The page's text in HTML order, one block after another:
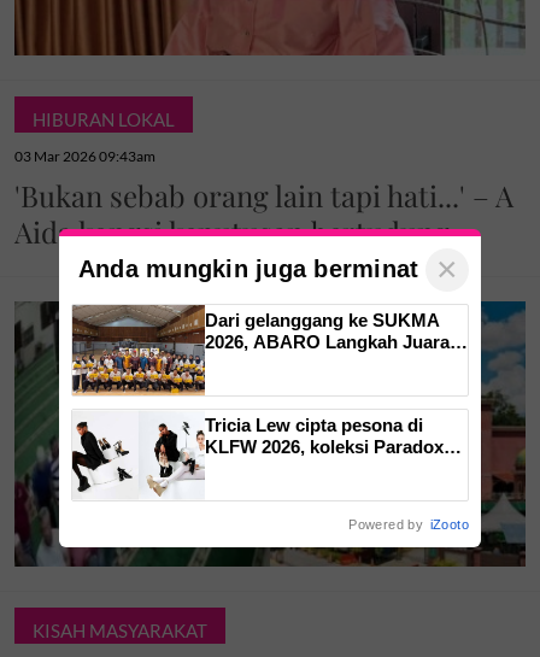
HIBURAN LOKAL
03 Mar 2026 09:43am
'Bukan sebab orang lain tapi hati...' – A
Aida kongsi keputusan bertudung
KISAH MASYARAKAT
Anda mungkin juga berminat ×
Dari gelanggang ke SUKMA
2026, ABARO Langkah Juara
Tricia Lew cipta pesona di
KLFW 2026, koleksi Paradox
Powered by iZooto